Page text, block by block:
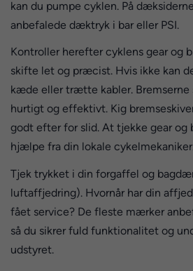
kan du pumpe cyklen. På
anbefalede dæktryk i bar eller PSI.
Kontroller herefter cyklens gear og
skifte let og præcist. Hvis ikke kan
kæde eller trætte kabler. Bremserne
hurtigt og effektivt. Kig
godt efter for slid. At tjekke gear og
hjælpe fra din lokale
Tjek trykket i din forgaffel og
luftaffjedring). Hvornår har din
fået service? De fleste mærker
så du sikrer fuld funktionalitet og
udstyret.